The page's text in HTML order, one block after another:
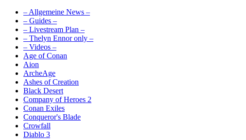
– Allgemeine News –
– Guides –
– Livestream Plan –
– Thelyn Ennor only –
– Videos –
Age of Conan
Aion
ArcheAge
Ashes of Creation
Black Desert
Company of Heroes 2
Conan Exiles
Conqueror's Blade
Crowfall
Diablo 3